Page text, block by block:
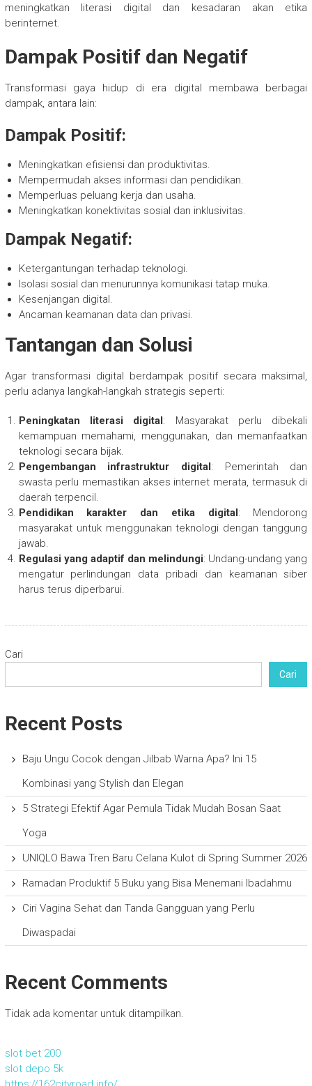
meningkatkan literasi digital dan kesadaran akan etika
berinternet.
Dampak Positif dan Negatif
Transformasi gaya hidup di era digital membawa berbagai
dampak, antara lain:
Dampak Positif:
Meningkatkan efisiensi dan produktivitas.
Mempermudah akses informasi dan pendidikan.
Memperluas peluang kerja dan usaha.
Meningkatkan konektivitas sosial dan inklusivitas.
Dampak Negatif:
Ketergantungan terhadap teknologi.
Isolasi sosial dan menurunnya komunikasi tatap muka.
Kesenjangan digital.
Ancaman keamanan data dan privasi.
Tantangan dan Solusi
Agar transformasi digital berdampak positif secara maksimal,
perlu adanya langkah-langkah strategis seperti:
Peningkatan literasi digital : Masyarakat perlu dibekali
kemampuan memahami, menggunakan, dan memanfaatkan
teknologi secara bijak.
Pengembangan infrastruktur digital : Pemerintah dan
swasta perlu memastikan akses internet merata, termasuk di
daerah terpencil.
Pendidikan karakter dan etika digital : Mendorong
masyarakat untuk menggunakan teknologi dengan tanggung
jawab.
Regulasi yang adaptif dan melindungi: Undang-undang yang
mengatur perlindungan data pribadi dan keamanan siber
harus terus diperbarui.
Cari
Cari
Recent Posts
Baju Ungu Cocok dengan Jilbab Warna Apa? Ini 15
Kombinasi yang Stylish dan Elegan
5 Strategi Efektif Agar Pemula Tidak Mudah Bosan Saat
Yoga
UNIQLO Bawa Tren Baru Celana Kulot di Spring Summer 2026
Ramadan Produktif 5 Buku yang Bisa Menemani Ibadahmu
Ciri Vagina Sehat dan Tanda Gangguan yang Perlu
Diwaspadai
Recent Comments
Tidak ada komentar untuk ditampilkan.
slot bet 200
slot depo 5k